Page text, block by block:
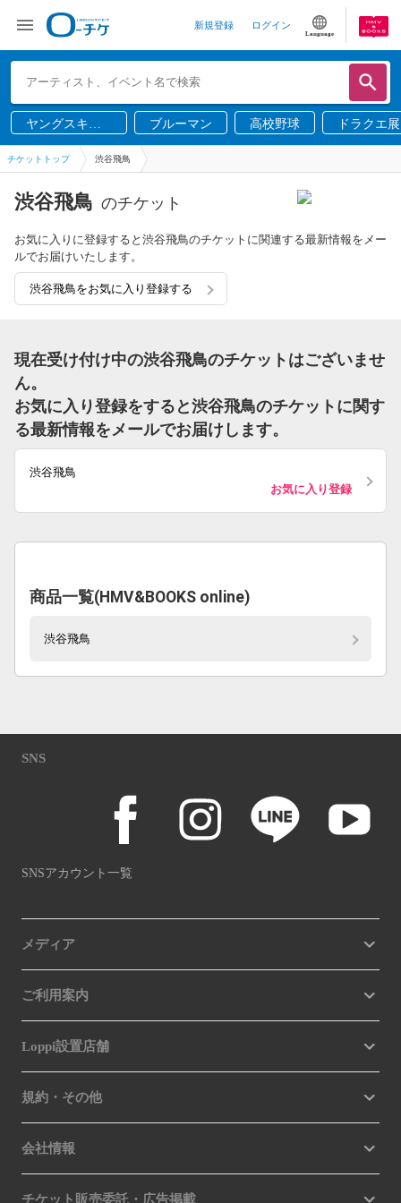
新規登録 ログイン
Language
ヤングスキニ
ー
ブルーマン 高校野球 ドラクエ展
チケットトップ 渋谷飛鳥
渋谷飛鳥 のチケット
お気に入りに登録すると渋谷飛鳥のチケットに関連する最新情報をメー
ルでお届けいたします。
渋谷飛鳥をお気に入り登録する
現在受け付け中の渋谷飛鳥のチケットはございませ
ん。
お気に入り登録をすると渋谷飛鳥のチケットに関す
る最新情報をメールでお届けします。
渋谷飛鳥
お気に入り登録
商品一覧(HMV&BOOKS online)
渋谷飛鳥
SNS
SNSアカウント一覧
メディア
ご利用案内
Loppi設置店舗
規約・その他
会社情報
チケット販売委託・広告掲載